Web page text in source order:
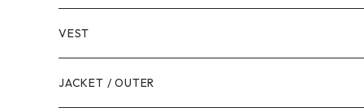
VEST
JACKET / OUTER